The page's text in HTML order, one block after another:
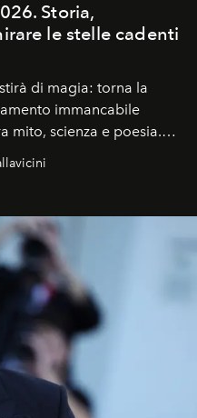
Storia,
le stelle cadenti
di magia: torna la
immancabile
mito, scienza e poesia.
si alzano verso la volta
delle